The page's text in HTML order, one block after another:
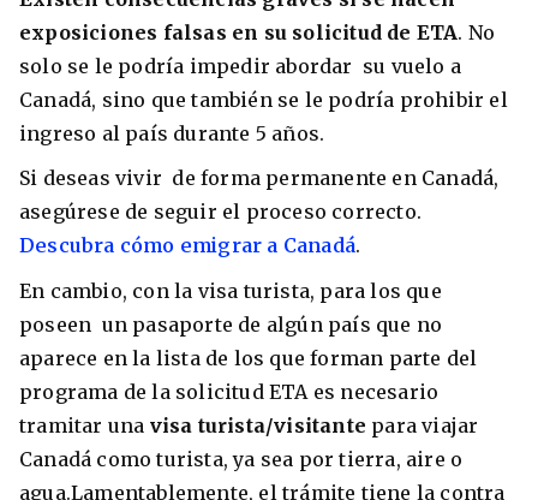
exposiciones falsas en su solicitud de ETA. No
solo se le podría impedir abordar su vuelo a
Canadá, sino que también se le podría prohibir el
ingreso al país durante 5 años.
Si deseas vivir de forma permanente en Canadá,
asegúrese de seguir el proceso correcto.
Descubra cómo emigrar a Canadá.
En cambio, con la visa turista, para los que
poseen un pasaporte de algún país que no
aparece en la lista de los que forman parte del
programa de la solicitud ETA es necesario
tramitar una visa turista/visitante para viajar
Canadá como turista, ya sea por tierra, aire o
agua.Lamentablemente, el trámite tiene la contra